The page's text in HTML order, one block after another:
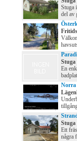
Stuga
del av
Stuga
En
Norra
Stuga
Ett
några